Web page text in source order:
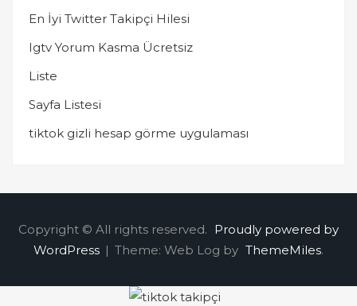
En İyi Twitter Takipçi Hilesi
Igtv Yorum Kasma Ücretsiz
Liste
Sayfa Listesi
tiktok gizli hesap görme uygulaması
Copyright © All rights reserved. Proudly powered by
WordPress | Theme: Web Log by ThemeMiles.